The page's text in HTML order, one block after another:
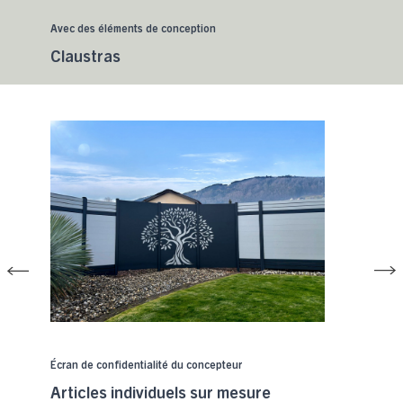
Avec des éléments de conception
Claustras
Écran de confidentialité du concepteur
Articles individuels sur mesure